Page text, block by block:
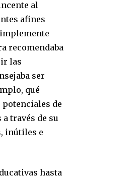
al
afines
recomendaba
las
ser
qué
de
través de su
inútiles e
hasta